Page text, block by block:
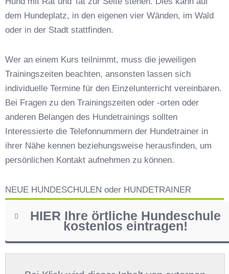
Berngau
So findet man den richtigen Hundetrainer in
Berngau
dem Hundeplatz, in den eigenen vier Wänden, im Wald
oder in der Stadt stattfinden.
Wer an einem Kurs teilnimmt, muss die jeweiligen
Trainingszeiten beachten, ansonsten lassen sich
individuelle Termine für den Einzelunterricht vereinbaren.
Bei Fragen zu den Trainingszeiten oder -orten oder
anderen Belangen des Hundetrainings sollten
Interessierte die Telefonnummern der Hundetrainer in
ihrer Nähe kennen beziehungsweise herausfinden, um
persönlichen Kontakt aufnehmen zu können.
NEUE HUNDESCHULEN oder HUNDETRAINER
HIER Ihre örtliche Hundeschule
kostenlos eintragen!